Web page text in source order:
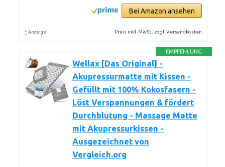
Bei Amazon ansehen
* Anzeige Preis inkl. MwSt., zzgl. Versandkosten
EMPFEHLUNG
Wellax [Das Original] -
Akupressurmatte mit Kissen -
Gefüllt mit 100% Kokosfasern -
Löst Verspannungen & fördert
Durchblutung - Massage Matte
mit Akupressurkissen -
Ausgezeichnet von
Vergleich.org